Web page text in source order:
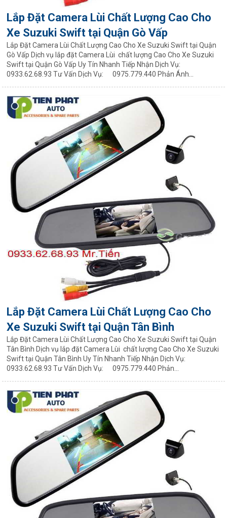
Lắp Đặt Camera Lùi Chất Lượng Cao Cho
Xe Suzuki Swift tại Quận Gò Vấp
Lắp Đặt Camera Lùi Chất Lượng Cao Cho Xe Suzuki Swift tại Quận
Gò Vấp Dịch vụ lắp đặt Camera Lùi chất lượng Cao Cho Xe Suzuki
Swift tại Quận Gò Vấp Uy Tín Nhanh Tiếp Nhận Dịch Vụ:
0933.62.68.93 Tư Vấn Dịch Vụ: 0975.779.440 Phản Ánh...
Lắp Đặt Camera Lùi Chất Lượng Cao Cho
Xe Suzuki Swift tại Quận Tân Bình
Lắp Đặt Camera Lùi Chất Lượng Cao Cho Xe Suzuki Swift tại Quận
Tân Bình Dịch vụ lắp đặt Camera Lùi chất lượng Cao Cho Xe Suzuki
Swift tại Quận Tân Bình Uy Tín Nhanh Tiếp Nhận Dịch Vụ:
0933.62.68.93 Tư Vấn Dịch Vụ: 0975.779.440 Phản...